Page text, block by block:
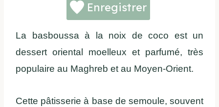
Enregistrer
La basboussa à la noix de coco est un
dessert oriental moelleux et parfumé, très
populaire au Maghreb et au Moyen-Orient.
Cette pâtisserie à base de semoule, souvent